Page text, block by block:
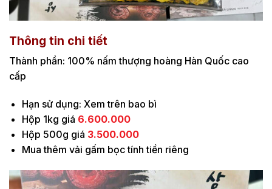
Thông tin chi tiết
Thành phần: 100% nấm thượng hoàng Hàn Quốc cao
cấp
Hạn sử dụng: Xem trên bao bì
Hộp 1kg giá 6.600.000
Hộp 500g giá 3.500.000
Mua thêm vải gấm bọc tính tiền riêng